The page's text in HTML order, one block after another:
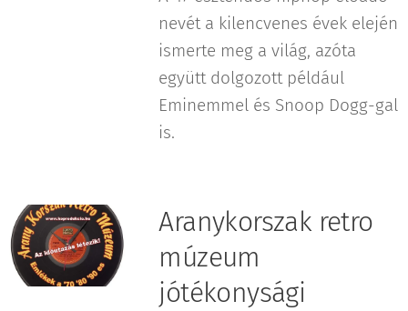
nevét a kilencvenes évek elején
ismerte meg a világ, azóta
együtt dolgozott például
Eminemmel és Snoop Dogg-gal
is.
Aranykorszak retro
múzeum
jótékonysági